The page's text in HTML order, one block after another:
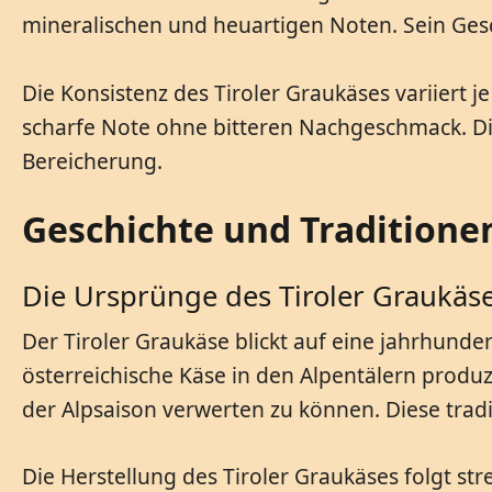
mineralischen und heuartigen Noten. Sein
Die Konsistenz des Tiroler Graukäses variiert
scharfe Note ohne bitteren Nachgeschmack.
Bereicherung.
Geschichte und
Die Ursprünge des Tiroler
Der Tiroler Graukäse blickt auf eine
österreichische Käse in den Alpentälern
der Alpsaison verwerten zu können. Diese
Die Herstellung des Tiroler Graukäses folgt